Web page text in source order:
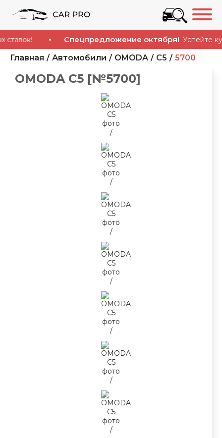
Спецпредложение октября!Успейте
Главная Автомобили OMODA C5 5700
OMODA C5 [№5700]